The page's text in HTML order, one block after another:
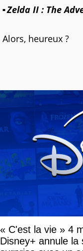
Zelda II : The
Alors, heureux ?
« C'est la vie » 4
Disney+ annule